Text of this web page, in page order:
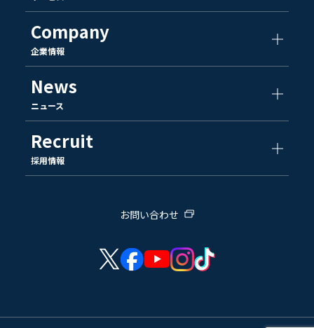
Company
企業情報
News
ニュース
Recruit
採用情報
お問い合わせ